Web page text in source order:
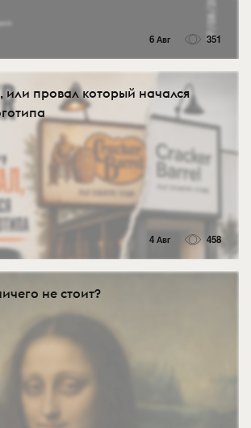
6 Авг 351
или провал который начался
4 Авг 458
не стоит?